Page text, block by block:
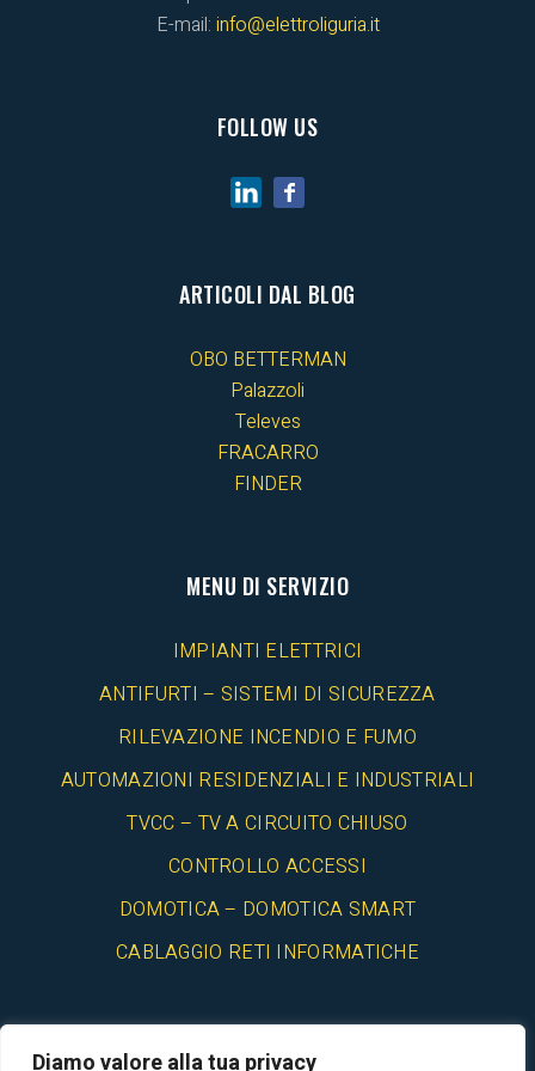
Diamo valore alla tua privacy
E-mail: info@elettroliguria.it
FOLLOW US
ARTICOLI DAL BLOG
OBO BETTERMAN
Palazzoli
Televes
FRACARRO
FINDER
MENU DI SERVIZIO
IMPIANTI ELETTRICI
ANTIFURTI – SISTEMI DI SICUREZZA
RILEVAZIONE INCENDIO E FUMO
AUTOMAZIONI RESIDENZIALI E INDUSTRIALI
TVCC – TV A CIRCUITO CHIUSO
CONTROLLO ACCESSI
DOMOTICA – DOMOTICA SMART
CABLAGGIO RETI INFORMATICHE